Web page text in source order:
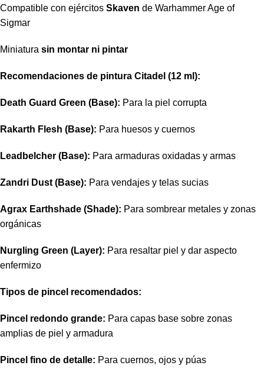
Compatible con ejércitos Skaven de Warhammer Age of
Sigmar
Miniatura sin montar ni pintar
Recomendaciones de pintura Citadel (12 ml):
Death Guard Green (Base): Para la piel corrupta
Rakarth Flesh (Base): Para huesos y cuernos
Leadbelcher (Base): Para armaduras oxidadas y armas
Zandri Dust (Base): Para vendajes y telas sucias
Agrax Earthshade (Shade): Para sombrear metales y zonas
orgánicas
Nurgling Green (Layer): Para resaltar piel y dar aspecto
enfermizo
Tipos de pincel recomendados:
Pincel redondo grande: Para capas base sobre zonas
amplias de piel y armadura
Pincel fino de detalle: Para cuernos, ojos y púas